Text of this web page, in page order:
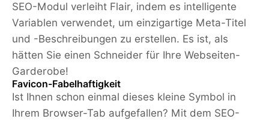
SEO-Modul verleiht Flair, indem es intelligente
Variablen verwendet, um einzigartige Meta-Titel
und -Beschreibungen zu erstellen. Es ist, als
hätten Sie einen Schneider für Ihre Webseiten-
Garderobe!
Favicon-Fabelhaftigkeit
Ist Ihnen schon einmal dieses kleine Symbol in
Ihrem Browser-Tab aufgefallen? Mit dem SEO-